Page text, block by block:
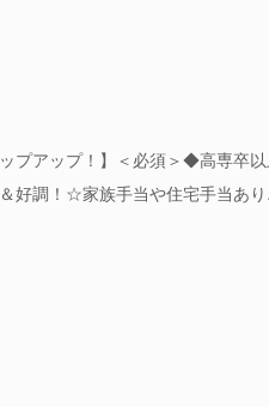
ップアップ！】＜必須＞◆高専
好調！☆家族手当や住宅手当あり